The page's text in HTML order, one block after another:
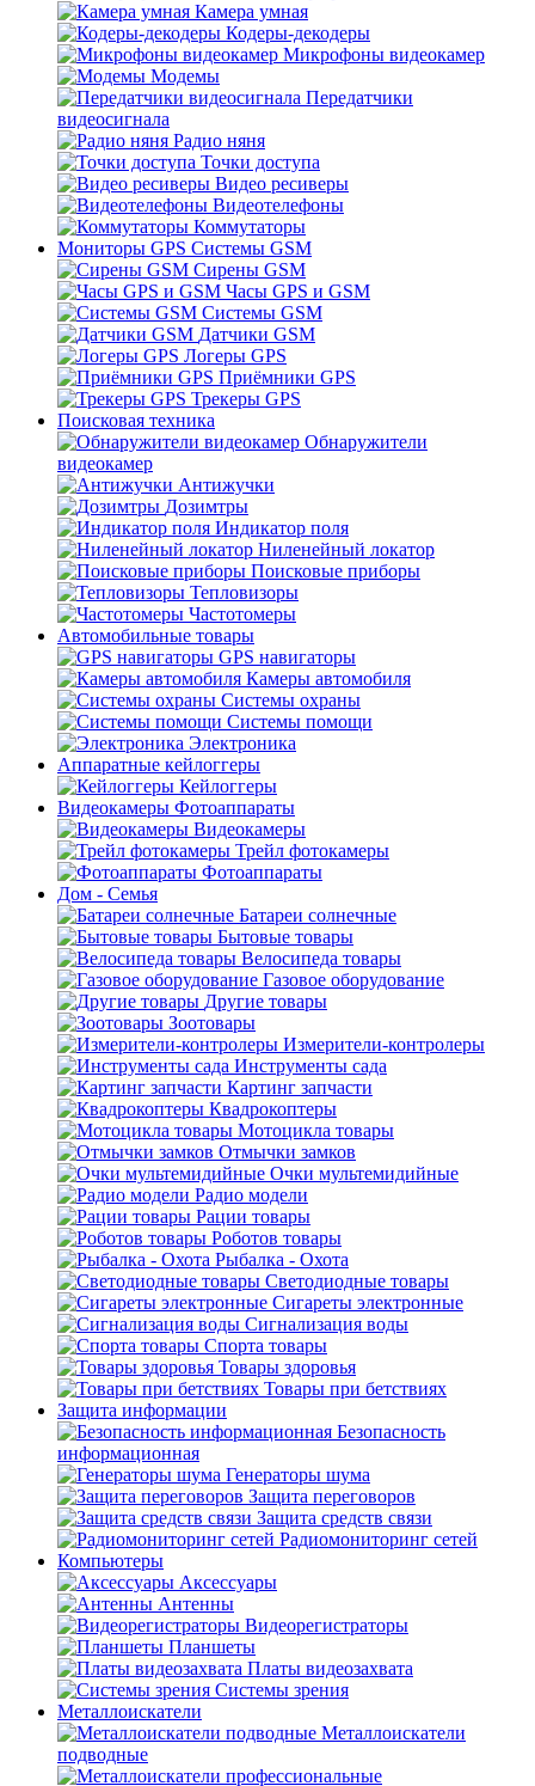
Камера умная
Кодеры-декодеры
Микрофоны видеокамер
Модемы
Передатчики
видеосигнала
Радио няня
Точки доступа
Видео ресиверы
Видеотелефоны
Коммутаторы
Мониторы GPS Системы GSM
Сирены GSM
Часы GPS и GSM
Системы GSM
Датчики GSM
Логеры GPS
Приёмники GPS
Трекеры GPS
Поисковая техника
Обнаружители
видеокамер
Антижучки
Дозимтры
Индикатор поля
Ниленейный локатор
Поисковые приборы
Тепловизоры
Частотомеры
Автомобильные товары
GPS навигаторы
Камеры автомобиля
Системы охраны
Системы помощи
Электроника
Аппаратные кейлоггеры
Кейлоггеры
Видеокамеры Фотоаппараты
Видеокамеры
Трейл фотокамеры
Фотоаппараты
Дом - Семья
Батареи солнечные
Бытовые товары
Велосипеда товары
Газовое оборудование
Другие товары
Зоотовары
Измерители-контролеры
Инструменты сада
Картинг запчасти
Квадрокоптеры
Мотоцикла товары
Отмычки замков
Очки мультемидийные
Радио модели
Рации товары
Роботов товары
Рыбалка - Охота
Светодиодные товары
Сигареты электронные
Сигнализация воды
Спорта товары
Товары здоровья
Товары при бетствиях
Защита информации
Безопасность
информационная
Генераторы шума
Защита переговоров
Защита средств связи
Радиомониторинг сетей
Компьютеры
Аксессуары
Антенны
Видеорегистраторы
Планшеты
Платы видеозахвата
Системы зрения
Металлоискатели
Металлоискатели
подводные